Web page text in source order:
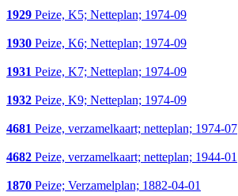
1929 Peize, K5; Netteplan; 1974-09
1930 Peize, K6; Netteplan; 1974-09
1931 Peize, K7; Netteplan; 1974-09
1932 Peize, K9; Netteplan; 1974-09
4681 Peize, verzamelkaart; netteplan; 1974-07
4682 Peize, verzamelkaart; netteplan; 1944-01
1870 Peize; Verzamelplan; 1882-04-01